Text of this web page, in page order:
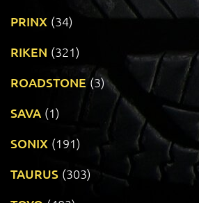
PRINX (34)
RIKEN (321)
ROADSTONE (3)
SAVA (1)
SONIX (191)
TAURUS (303)